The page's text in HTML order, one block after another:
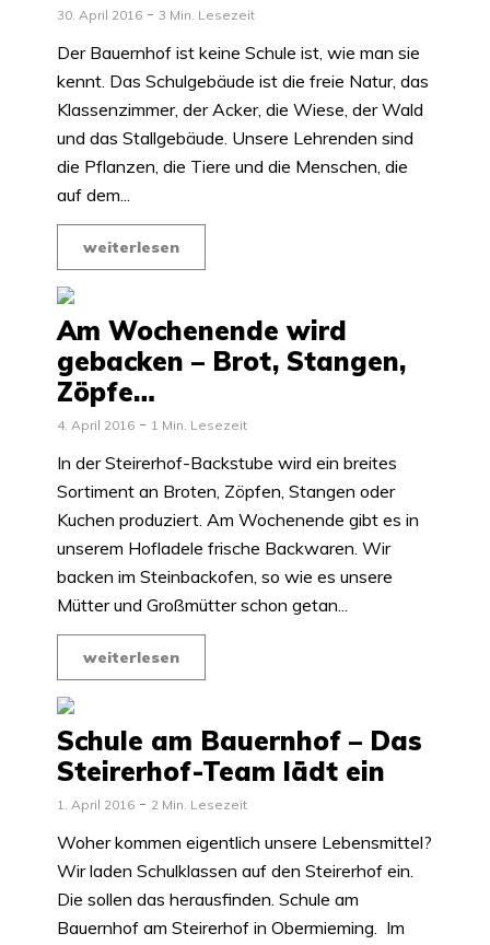
30. April 2016 3 Min. Lesezeit
Der Bauernhof ist keine Schule ist, wie man sie
kennt. Das Schulgebäude ist die freie Natur, das
Klassenzimmer, der Acker, die Wiese, der Wald
und das Stallgebäude. Unsere Lehrenden sind
die Pflanzen, die Tiere und die Menschen, die
auf dem...
weiterlesen
Am Wochenende wird
gebacken – Brot, Stangen,
Zöpfe…
4. April 2016 1 Min. Lesezeit
In der Steirerhof-Backstube wird ein breites
Sortiment an Broten, Zöpfen, Stangen oder
Kuchen produziert. Am Wochenende gibt es in
unserem Hofladele frische Backwaren. Wir
backen im Steinbackofen, so wie es unsere
Mütter und Großmütter schon getan...
weiterlesen
Schule am Bauernhof – Das
Steirerhof-Team lädt ein
1. April 2016 2 Min. Lesezeit
Woher kommen eigentlich unsere Lebensmittel?
Wir laden Schulklassen auf den Steirerhof ein.
Die sollen das herausfinden. Schule am
Bauernhof am Steirerhof in Obermieming. Im